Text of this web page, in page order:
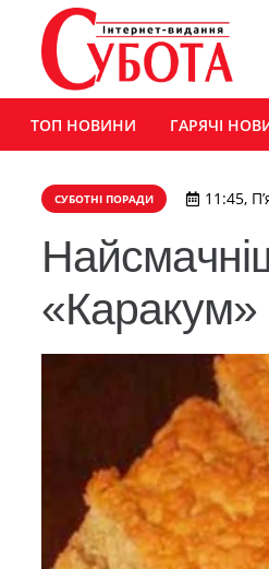
ТОП НОВИНИ ГАРЯЧІ
СУБОТНІ ПОРАДИ 11:45,
«Каракум»